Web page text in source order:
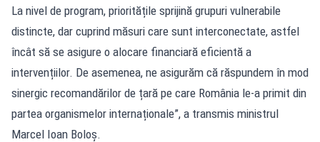
La nivel de program, prioritățile sprijină grupuri vulnerabile
distincte, dar cuprind măsuri care sunt interconectate, astfel
încât să se asigure o alocare financiară eficientă a
intervențiilor. De asemenea, ne asigurăm că răspundem în mod
sinergic recomandărilor de țară pe care România le‑a primit din
partea organismelor internaționale”, a transmis ministrul
Marcel Ioan Boloș.